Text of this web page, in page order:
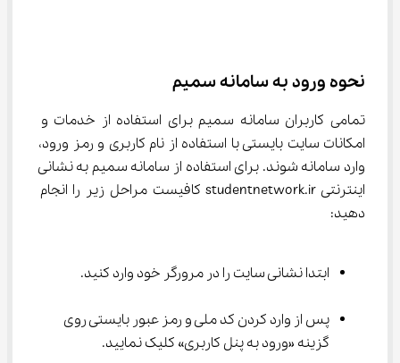
نحوه ورود به سامانه سمیم
تمامی کاربران سامانه سمیم برای استفاده از خدمات و
امکانات سایت بایستی با استفاده از نام کاربری و رمز ورود،
وارد سامانه شوند. برای استفاده از سامانه سمیم به نشانی
اینترنتی studentnetwork.ir کافیست مراحل زیر را انجام
دهید:
ابتدا نشانی سایت را در مرورگر خود وارد کنید.
پس از وارد کردن کد ملی و رمز عبور بایستی روی
گزینه «ورود به پنل کاربری» کلیک نمایید.